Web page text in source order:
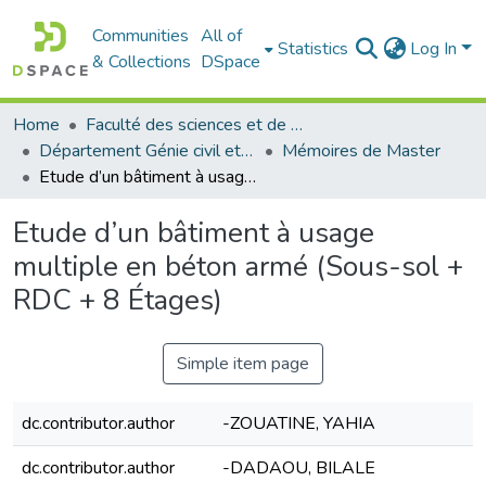
Communities
& Collections
All of
DSpace
Statistics Log In
Home
Faculté des sciences et de la technologie
Département Génie civil et Architecture
Mémoires de Master
Etude d’un bâtiment à usage multiple en béton armé (Sous-sol + RDC + 8 Étages)
Etude d’un bâtiment à usage
multiple en béton armé (Sous-sol +
RDC + 8 Étages)
Simple item page
dc.contributor.author
-ZOUATINE, YAHIA
dc.contributor.author
-DADAOU, BILALE